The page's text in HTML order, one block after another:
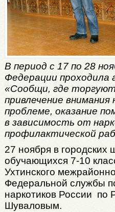
В период с 17 по 28
Федерации проходила
«Сообщи, где
привлечение
проблеме, оказание
в зависимость от
профилактической
27 ноября в городских
обучающихся 7-10
Ухтинского
Федеральной службы
наркотиков России по
Шуваловым.